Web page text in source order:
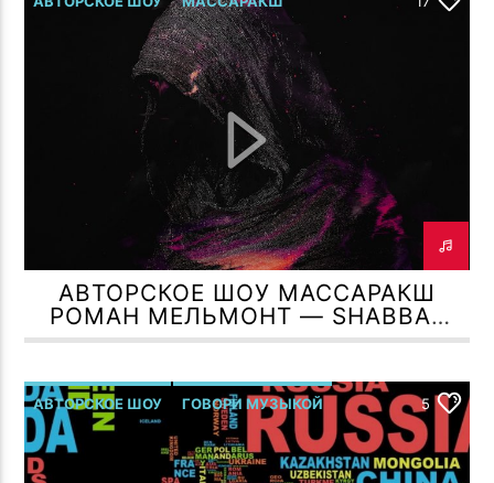
АВТОРСКОЕ ШОУ МАССАРАКШ
РОМАН МЕЛЬМОНТ — SHABBAT
SHALOM
АВТОРСКОЕ ШОУ ГОВОРИ МУЗЫКОЙ
Р.МЕЛЬМОНТ
5